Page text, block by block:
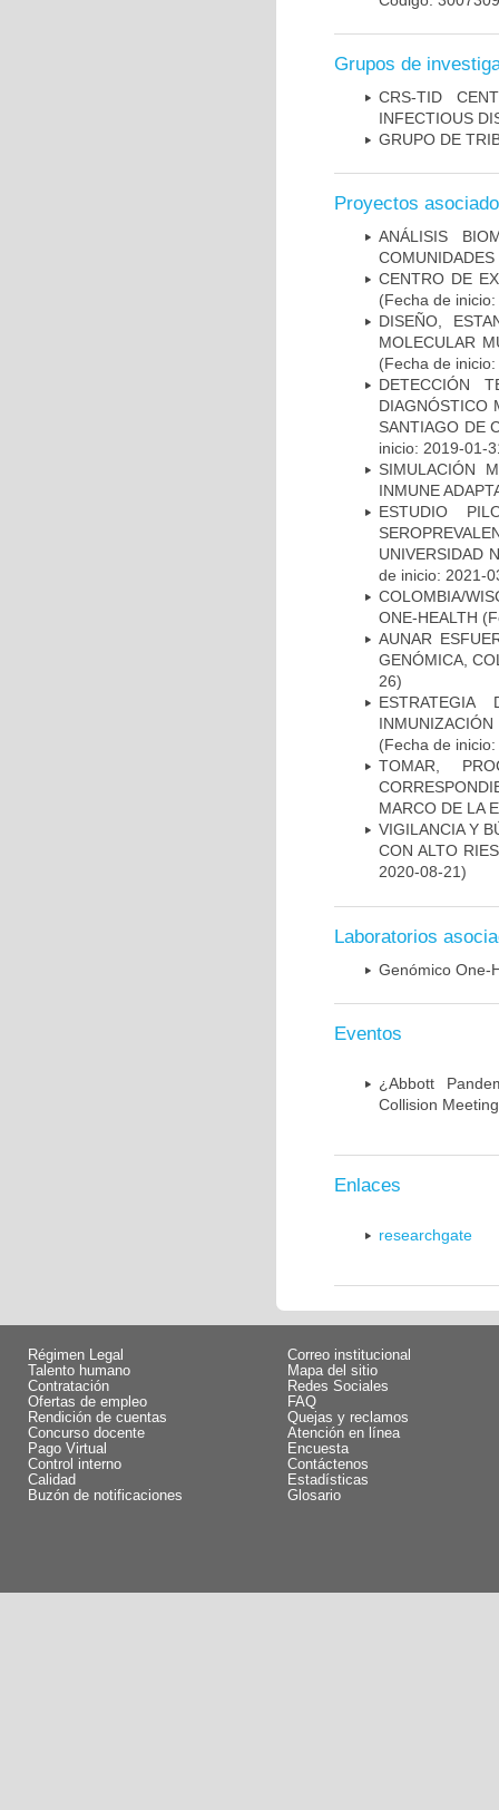
Grupos de
CRS-TID
INFECTIOUS
GRUPO DE
Proyectos
ANÁLISIS
COMUNIDADES
CENTRO DE
(Fecha de
DISEÑO,
MOLECULAR
(Fecha de
DETECCIÓN
DIAGNÓSTICO
SANTIAGO DE
inicio: 2019-01-
SIMULACIÓN
INMUNE
ESTUDIO
UNIVERSIDAD
de inicio: 2021-
COLOMBIA/
ONE-HEALTH
AUNAR
GENÓMICA,
26)
(Fecha de
TOMAR,
MARCO DE LA
VIGILANCIA Y
CON ALTO
2020-08-21)
Laboratorios
Genómico One-
Eventos
¿Abbott
Collision
Enlaces
researchgate
Régimen Legal
Talento humano
Contratación
Ofertas de empleo
Rendición de cuentas
Concurso docente
Pago Virtual
Control interno
Calidad
Buzón de notificaciones
Correo institucional
Mapa del sitio
Redes Sociales
FAQ
Quejas y reclamos
Atención en línea
Encuesta
Contáctenos
Estadísticas
Glosario